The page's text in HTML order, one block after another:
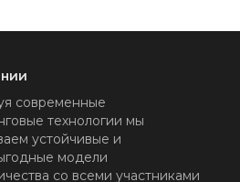
современные
технологии мы
устойчивые и
модели
со всеми участниками